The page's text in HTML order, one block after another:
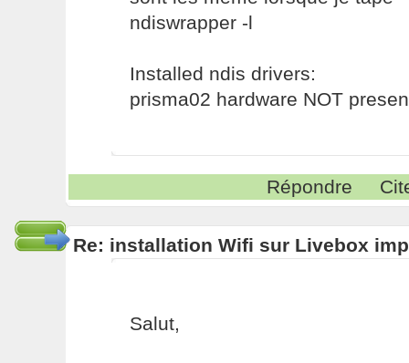
ndiswrapper -l
Installed ndis drivers:
prisma02 hardware NOT
Répondre
Re: installation Wifi sur Livebox
Salut,